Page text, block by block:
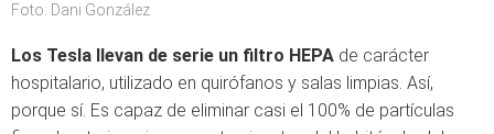
Foto: Dani González
Los Tesla llevan de serie un filtro HEPA de carácter
hospitalario, utilizado en quirófanos y salas limpias. Así,
porque sí. Es capaz de eliminar casi el 100% de partículas